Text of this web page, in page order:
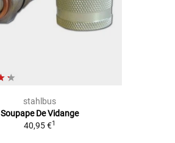
stahlbus
Soupape De Vidange
40,95 €1